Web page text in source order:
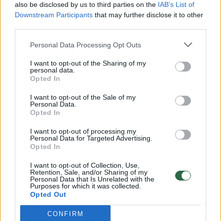
also be disclosed by us to third parties on the IAB’s List of
Downstream Participants that may further disclose it to other
Personal Data Processing Opt Outs
I want to opt-out of the Sharing of my
personal data.
Opted In
I want to opt-out of the Sale of my
Personal Data.
Opted In
I want to opt-out of processing my
Personal Data for Targeted Advertising.
Opted In
I want to opt-out of Collection, Use,
Retention, Sale, and/or Sharing of my
Personal Data that Is Unrelated with the
Purposes for which it was collected.
Opted Out
CONFIRM
Lietuvos diena
Savaitės vidurys nusimato karštas: temperatūra kils iki
Žinios | Orai
00:00:59
Nufilmavo, kaip patvino Vilniaus Vakarinis aplinkkelis:
vaizdas pribloškia
Žinios | Lietuvos diena
„Pagarba pirmajai premjerei“: pasidalijo jautriais
prisiminimais apie Kazimierą Prunskienę
Žinios | Lietuvos diena